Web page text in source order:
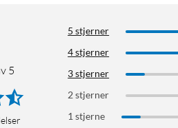
5
5 stjerner
4 stjerner
3 stjerner
2 stjerner
1 stjerne